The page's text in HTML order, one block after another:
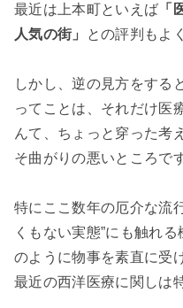
最近は上本町といえば 「
人気の街」
との評判もよ
しかし、逆の見方をする
ってことは、それだけ医
んて、ちょっと穿った考
そ曲がりの悪いところです
特にここ数年の厄介な流
くもない実態”にも触れ
のように物事を素直に受
最近の西洋医療に関しは